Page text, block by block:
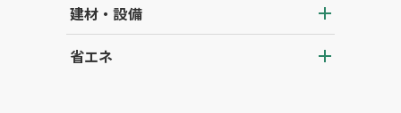
建材・設備
省エネ